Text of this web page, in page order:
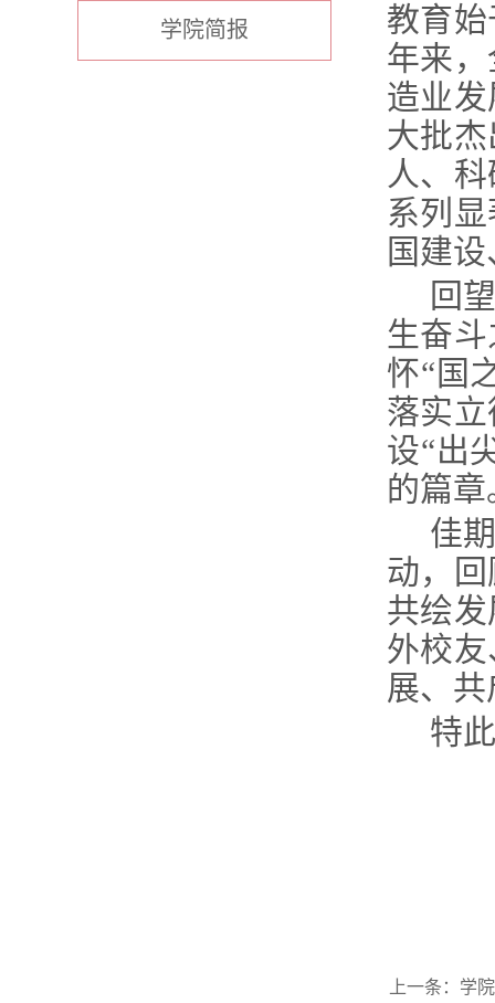
学院简报
教育
年来
造业
大批
人、
系列
国建
回
生奋
怀“国
落实
设“出
的篇章
佳
动，
共绘
外校
展、
特
上一条： 学